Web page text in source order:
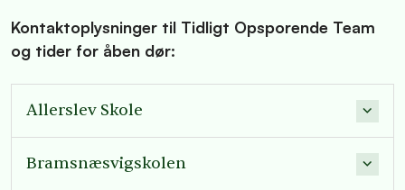
Kontaktoplysninger til Tidligt Opsporende Team
og tider for åben dør:
Allerslev Skole
Bramsnæsvigskolen